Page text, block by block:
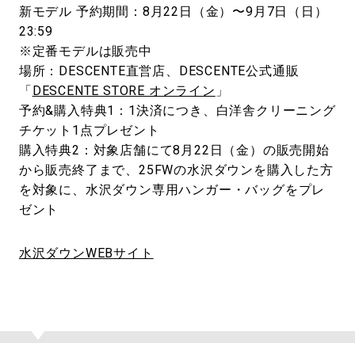
新モデル 予約期間：8月22日（金）〜9月7日（日）
23:59
※定番モデルは販売中
場所：DESCENTE直営店、DESCENTE公式通販
「 DESCENTE STORE オンライン 」
予約&購入特典1：1決済につき、白洋舎クリーニング
チケット1点プレゼント
購入特典2：対象店舗にて8月22日（金）の販売開始
から販売終了まで、25FWの水沢ダウンを購入した方
を対象に、水沢ダウン専用ハンガー・バッグをプレ
ゼント
水沢ダウンWEBサイト